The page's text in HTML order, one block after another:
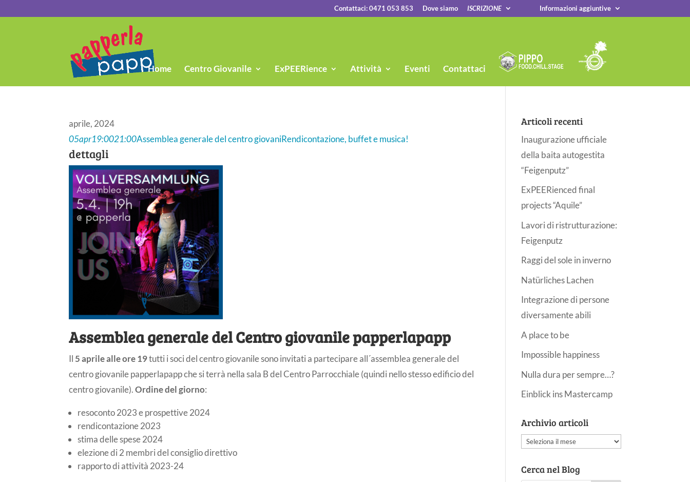
Contattaci: 0471 053 853 Dove siamo ISCRIZIONE Informazioni aggiuntive
Home Centro Giovanile ExPEERience Attività Eventi Contattaci
aprile, 2024
05apr19:0021:00Assemblea generale del centro giovaniRendicontazione, buffet e musica!
dettagli
Assemblea generale del Centro giovanile papperlapapp
Il 5 aprile alle ore 19tutti i soci del centro giovanile sono invitati a partecipare all´assemblea generale del
centro giovanile papperlapapp che si terrà nella sala B del Centro Parrocchiale (quindi nello stesso edificio del
centro giovanile).Ordine del giorno:
resoconto 2023 e prospettive 2024
rendicontazione 2023
stima delle spese 2024
elezione di 2 membri del consiglio direttivo
rapporto di attività 2023-24
Articoli recenti
Inaugurazione ufficiale
della baita autogestita
“Feigenputz”
ExPEERienced final
projects “Aquile”
Lavori di ristrutturazione:
Feigenputz
Raggi del sole in inverno
Natürliches Lachen
Integrazione di persone
diversamente abili
A place to be
Impossible happiness
Nulla dura per sempre…?
Einblick ins Mastercamp
Archivio articoli
Archivio
Cerca nel Blog